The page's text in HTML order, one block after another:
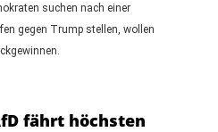
suchen nach einer
gegen Trump stellen, wollen
fährt höchsten